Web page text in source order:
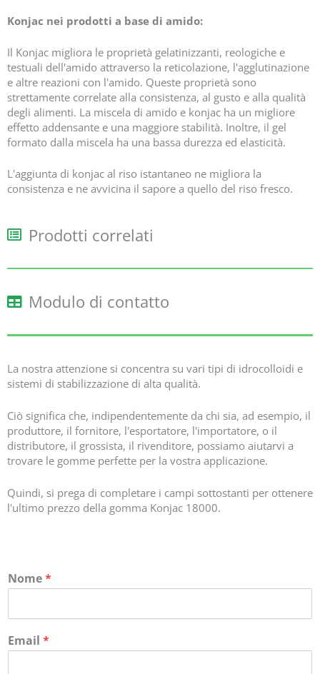
Konjac nei prodotti a base di amido:
Il Konjac migliora le proprietà gelatinizzanti, reologiche e
testuali dell'amido attraverso la reticolazione, l'agglutinazione
e altre reazioni con l'amido. Queste proprietà sono
strettamente correlate alla consistenza, al gusto e alla qualità
degli alimenti. La miscela di amido e konjac ha un migliore
effetto addensante e una maggiore stabilità. Inoltre, il gel
formato dalla miscela ha una bassa durezza ed elasticità.
L'aggiunta di konjac al riso istantaneo ne migliora la
consistenza e ne avvicina il sapore a quello del riso fresco.
Prodotti correlati
Modulo di contatto
La nostra attenzione si concentra su vari tipi di idrocolloidi e
sistemi di stabilizzazione di alta qualità.
Ciò significa che, indipendentemente da chi sia, ad esempio, il
produttore, il fornitore, l'esportatore, l'importatore, o il
distributore, il grossista, il rivenditore, possiamo aiutarvi a
trovare le gomme perfette per la vostra applicazione.
Quindi, si prega di completare i campi sottostanti per ottenere
l'ultimo prezzo della gomma Konjac 18000.
Nome*
Email *